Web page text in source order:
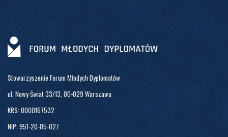
Stowarzyszenie Forum Młodych Dyplomatów
ul. Nowy Świat 33/13, 00-029 Warszawa
KRS: 0000167532
NIP: 951-20-85-027